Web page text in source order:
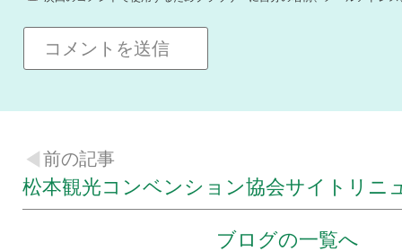
前の記事
松本観光コンベンション協会サイトリニ
ブログの一覧へ